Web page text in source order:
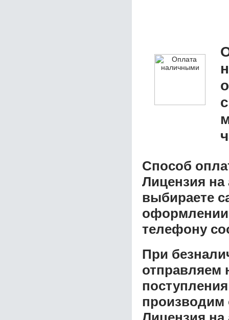
Способ
Лицензия на
выбираете
оформлении
телефону
При
отправляем
производим